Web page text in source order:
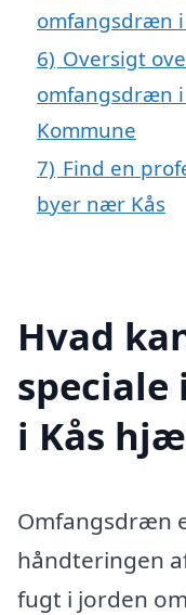
omfangsdræn i
6) Oversigt
omfangsdræn i
Kommune
7) Find en
byer nær Kås
Hvad
i Kås
Omfangsdræn
håndteringen
fugt i jorden